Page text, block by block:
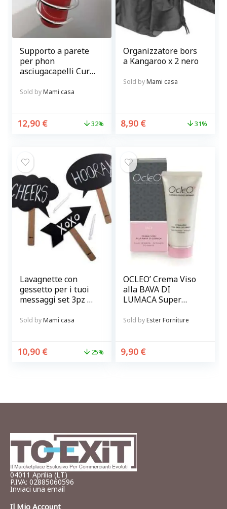
Supporto a parete
per phon
asciugacapelli Curl
Sold byMami casa
12,90 € 32%
Organizzatore bors
a Kangaroo x 2 nero
Sold byMami casa
8,90 € 31%
Lavagnette con
gessetto per i tuoi
messaggi set 3pz @
Sold byMami casa
10,90 € 25%
OCLEO’ Crema Viso
alla BAVA DI
LUMACA Super
antirughe
Sold byEster Forniture
9,90 €
04011 Aprilia (LT)
P.IVA: 02885060596
Inviaci una email
Il Mio Account